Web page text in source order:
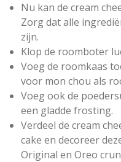
Nu kan de cream
Zorg dat alle
zijn.
Klop de roomboter
Voeg de roomkaas
voor mon chou als
Voeg ook de
een gladde frosting.
Verdeel de cream
cake en decoreer
Original en Oreo